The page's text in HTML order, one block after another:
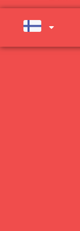
AVOINNA
SU)